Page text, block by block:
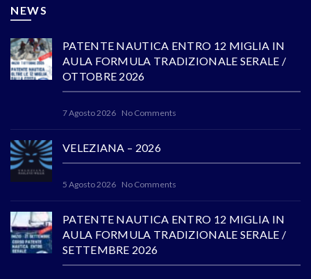
NEWS
PATENTE NAUTICA ENTRO 12 MIGLIA IN
AULA FORMULA TRADIZIONALE SERALE /
OTTOBRE 2026
7 Agosto 2026 No Comments
VELEZIANA – 2026
5 Agosto 2026 No Comments
PATENTE NAUTICA ENTRO 12 MIGLIA IN
AULA FORMULA TRADIZIONALE SERALE /
SETTEMBRE 2026